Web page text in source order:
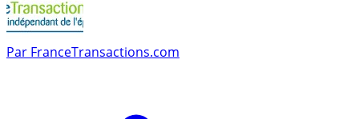
Par FranceTransactions.com